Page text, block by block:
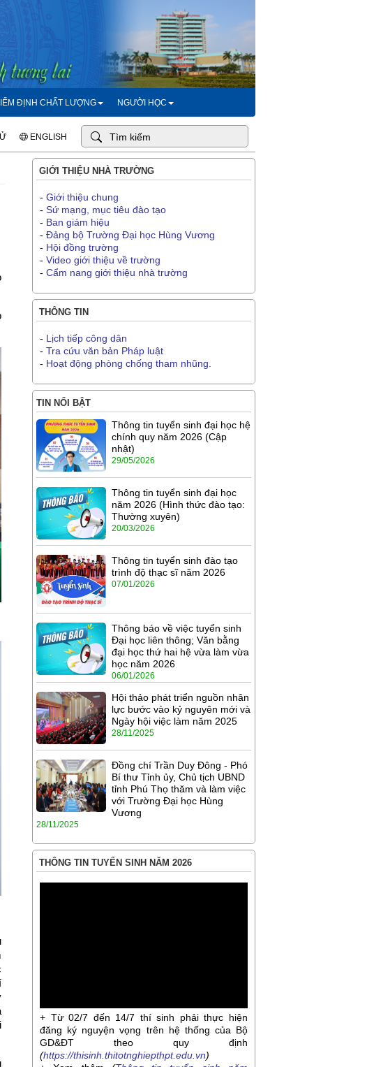
ĐỊNH CHẤT LƯỢNG NGƯỜI HỌC
ENGLISH
GIỚI THIỆU NHÀ TRƯỜNG
- Giới thiệu chung
- Sứ mạng, mục tiêu đào tạo
- Ban giám hiệu
- Đảng bộ Trường Đại học Hùng Vương
- Hội đồng trường
- Video giới thiệu về trường
- Cẩm nang giới thiệu nhà trường
THÔNG TIN
- Lịch tiếp công dân
- Tra cứu văn bản Pháp luật
- Hoạt động phòng chống tham nhũng.
TIN NỔI BẬT
Thông tin tuyển sinh đại học hệ
chính quy năm 2026 (Cập
nhật)
29/05/2026
Thông tin tuyển sinh đại học
năm 2026 (Hình thức đào tạo:
Thường xuyên)
20/03/2026
Thông tin tuyển sinh đào tạo
trình độ thạc sĩ năm 2026
07/01/2026
Thông báo về việc tuyển sinh
Đại học liên thông; Văn bằng
đại học thứ hai hệ vừa làm vừa
học năm 2026
06/01/2026
Hội thảo phát triển nguồn nhân
lực bước vào kỷ nguyên mới và
Ngày hội việc làm năm 2025
28/11/2025
Đồng chí Trần Duy Đông - Phó
Bí thư Tỉnh ủy, Chủ tịch UBND
tỉnh Phú Thọ thăm và làm việc
với Trường Đại học Hùng
Vương
28/11/2025
THÔNG TIN TUYỂN SINH NĂM 2026
+ Từ 02/7 đến 14/7 thí sinh phải thực hiện
đăng ký nguyện vọng trên hệ thống của Bộ
GD&ĐT theo quy định
(https://thisinh.thitotnghiepthpt.edu.vn)